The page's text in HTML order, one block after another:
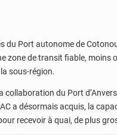
du Port autonome de
zone de transit fiable, moins
sous-région.
collaboration du Port
a désormais acquis, la
recevoir à quai, de plus